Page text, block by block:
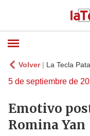
Volver| La Tecla
5 de septiembre de
Emotivo
Romina Yan